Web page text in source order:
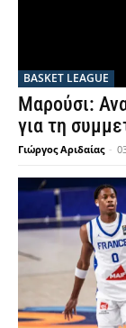
BASKET LEAGUE
Μαρούσι:
για τη
Γιώργος Αριδαίας -